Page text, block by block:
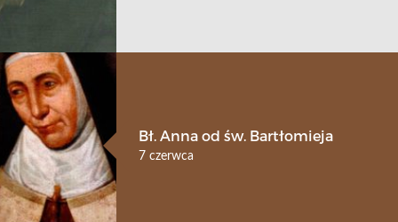
Bł. Anna od św. Bartłomieja
7 czerwca